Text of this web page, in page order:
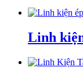
Linh